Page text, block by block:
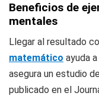
Beneficios de
mentales
Llegar al resultado
matemático ayuda
asegura un estudio
publicado en el